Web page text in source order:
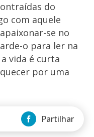
do
com aquele
se no
o para ler na
vida é curta
por uma
Partilhar